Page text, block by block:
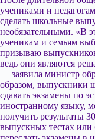
учениками и
сделать школьные
необязательными. «В
ученикам и семьям
призываю
ведь они являются
— заявила министр
образом, выпускники
сдавать экзамены по
иностранному языку,
получить результаты
выпускных тестах или